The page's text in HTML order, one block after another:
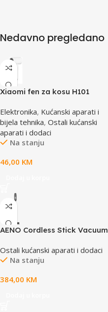
Nedavno pregledano
Xiaomi fen za kosu H101
Elektronika, Kućanski aparati i
bijela tehnika, Ostali kućanski
aparati i dodaci
Na stanju
46,00 KM
AENO Cordless Stick Vacuum
2500mAh, foldable tube,
turbo main and mite brush,
Ostali kućanski aparati i dodaci
Na stanju
384,00 KM